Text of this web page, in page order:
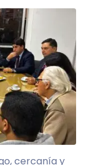
cercanía y